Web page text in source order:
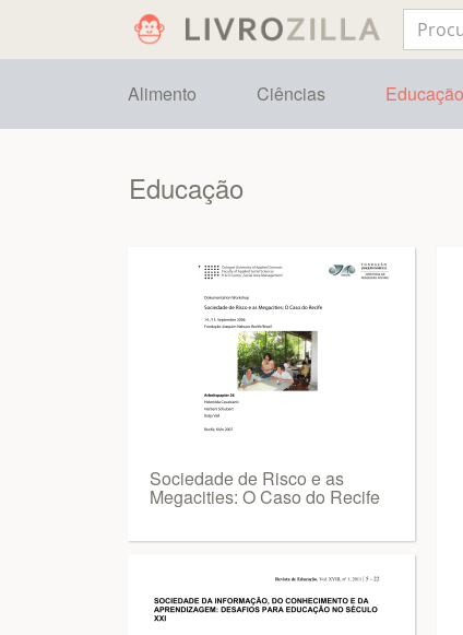
Alimento Ciências Educação
Educação
Sociedade de Risco e as
Megacities: O Caso do Recife